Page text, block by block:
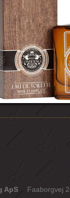
ApS Faaborgvej